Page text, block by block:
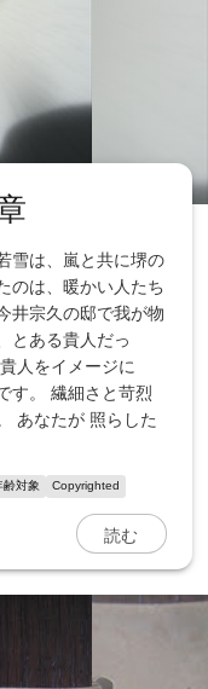
雪は、嵐と共に堺の
のは、暖かい人たち
井宗久の邸で我が物
とある貴人だっ
人をイメージに
す。 繊細さと苛烈
あなたが 照らした
齢対象 Copyrighted
読む